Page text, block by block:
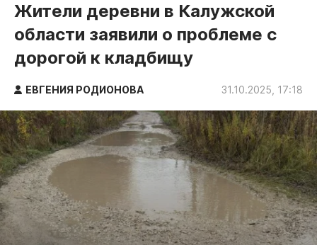
Новости компаний
Статьи
Народные новости
Авто и транспорт
Благоустройство
Криминал
Культура
Недвижимость и ЖКХ
Образование
Общество
Погода
Жители деревни в Калужской
области заявили о проблеме с
дорогой к кладбищу
ЕВГЕНИЯ РОДИОНОВА 31.10.2025, 17:18